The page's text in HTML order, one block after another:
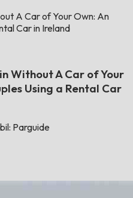
A Car of Your Own: An
Car in Ireland
Without A Car of Your
Using a Rental Car
Parguide